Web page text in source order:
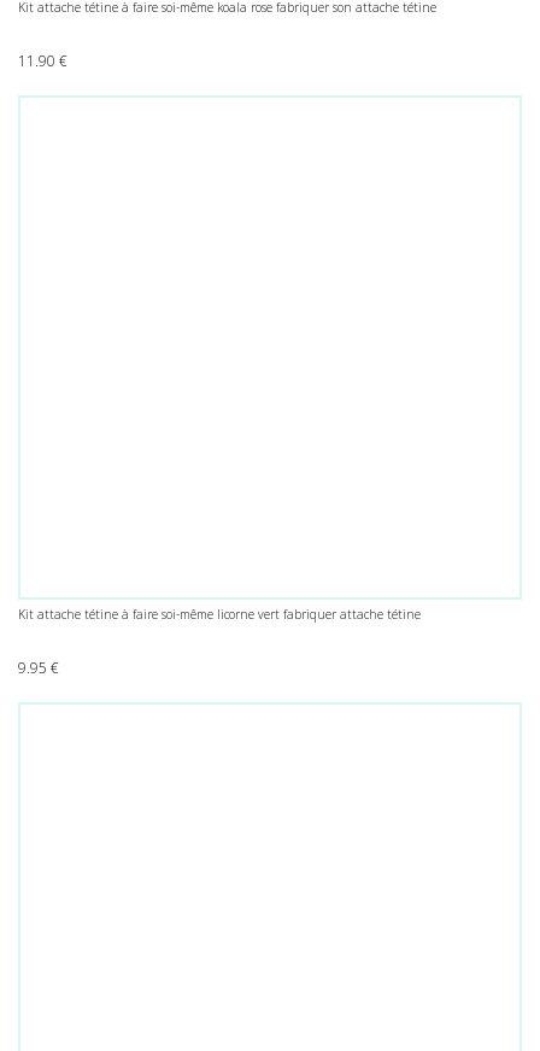
Kit attache tétine à faire soi-même koala rose fabriquer son attache tétine
11.90 €
Kit attache tétine à faire soi-même licorne vert fabriquer attache tétine
9.95 €